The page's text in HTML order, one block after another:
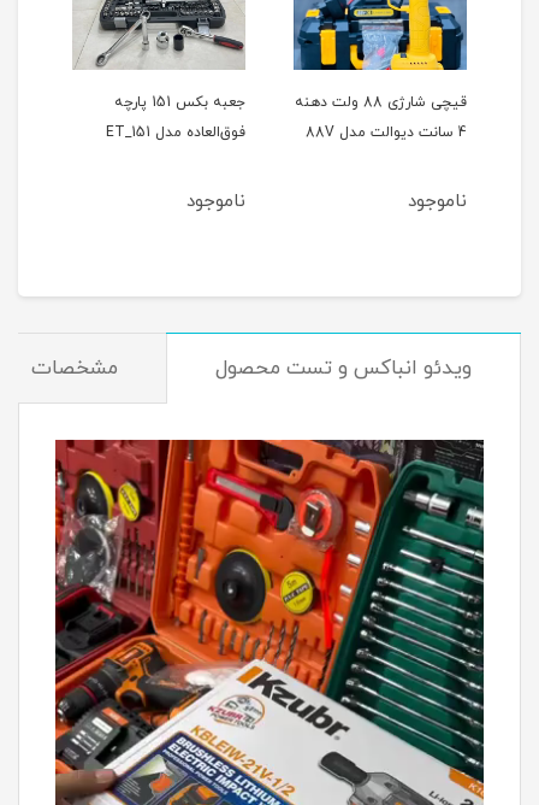
قیچی شارژی 88 ولت دهنه
4 سانت دیوالت مدل 88V
ناموجود
جعبه بکس 151 پارچه
فوق‌العاده مدل ET_151
ناموجود
ویدئو انباکس و تست محصول مشخصات